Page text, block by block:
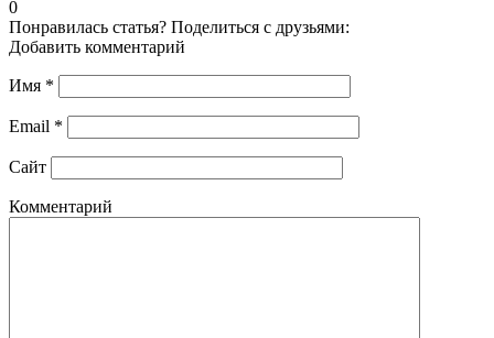
0
Понравилась статья? Поделиться с друзьями:
Добавить комментарий
Имя *
Email *
Сайт
Комментарий